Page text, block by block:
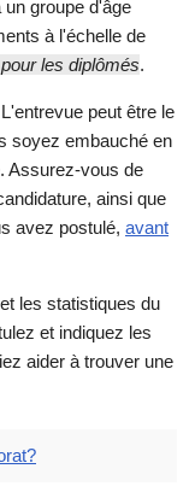
groupe d'âge
à l'échelle de
les diplômés.
L'entrevue peut être le
soyez embauché en
Assurez-vous de
ainsi que
avez postulé, avant
les statistiques du
et indiquez les
aider à trouver une